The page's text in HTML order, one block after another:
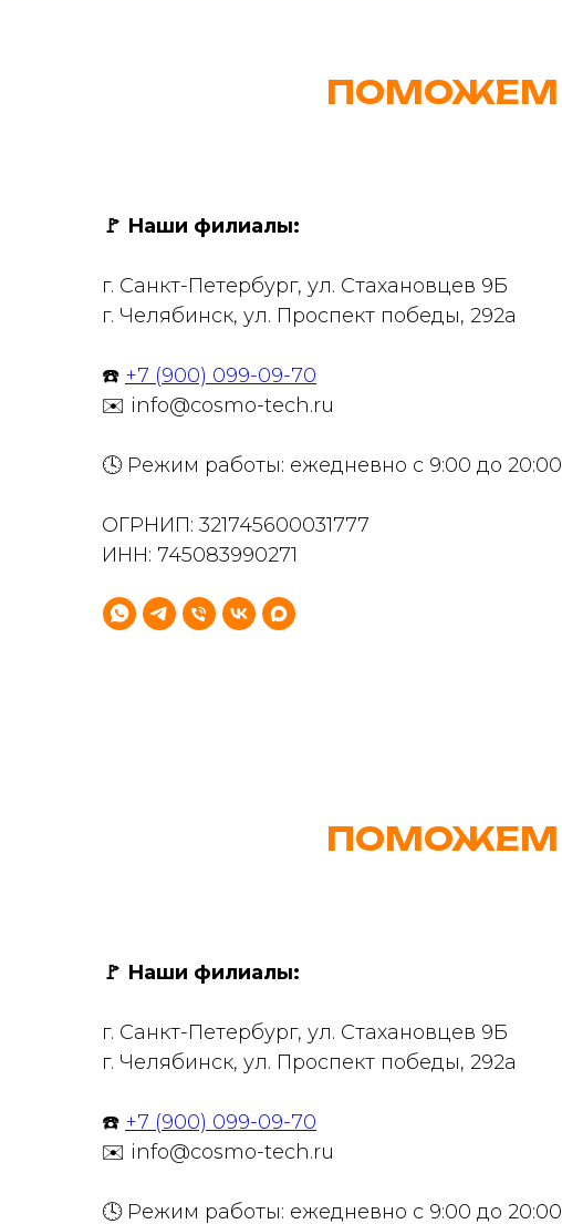
ПОМОЖЕМ
🚩 Наши филиалы:
г. Санкт-Петербург, ул. Стахановцев 9Б
г. Челябинск, ул. Проспект победы, 292а
☎️ +7 (900) 099-09-70
✉️ info@cosmo-tech.ru
🕓 Режим работы: ежедневно с 9:00 до 20:00
ОГРНИП: 321745600031777
ИНН: 745083990271
ПОМОЖЕМ
🚩 Наши филиалы:
г. Санкт-Петербург, ул. Стахановцев 9Б
г. Челябинск, ул. Проспект победы, 292а
☎️ +7 (900) 099-09-70
✉️ info@cosmo-tech.ru
🕓 Режим работы: ежедневно с 9:00 до 20:00